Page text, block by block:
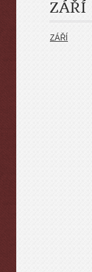
ZÁŘÍ
ZÁŘÍ